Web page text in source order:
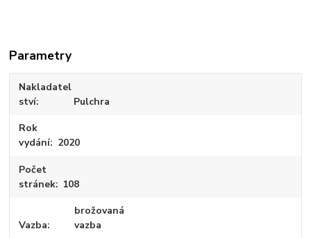
Parametry
Nakladatel
ství
Pulchra
Rok
vydání
2020
Počet
stránek
108
Vazba
brožovaná
vazba